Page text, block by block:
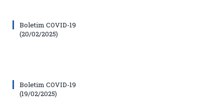
Boletim COVID-19
(20/02/2025)
Boletim COVID-19
(19/02/2025)